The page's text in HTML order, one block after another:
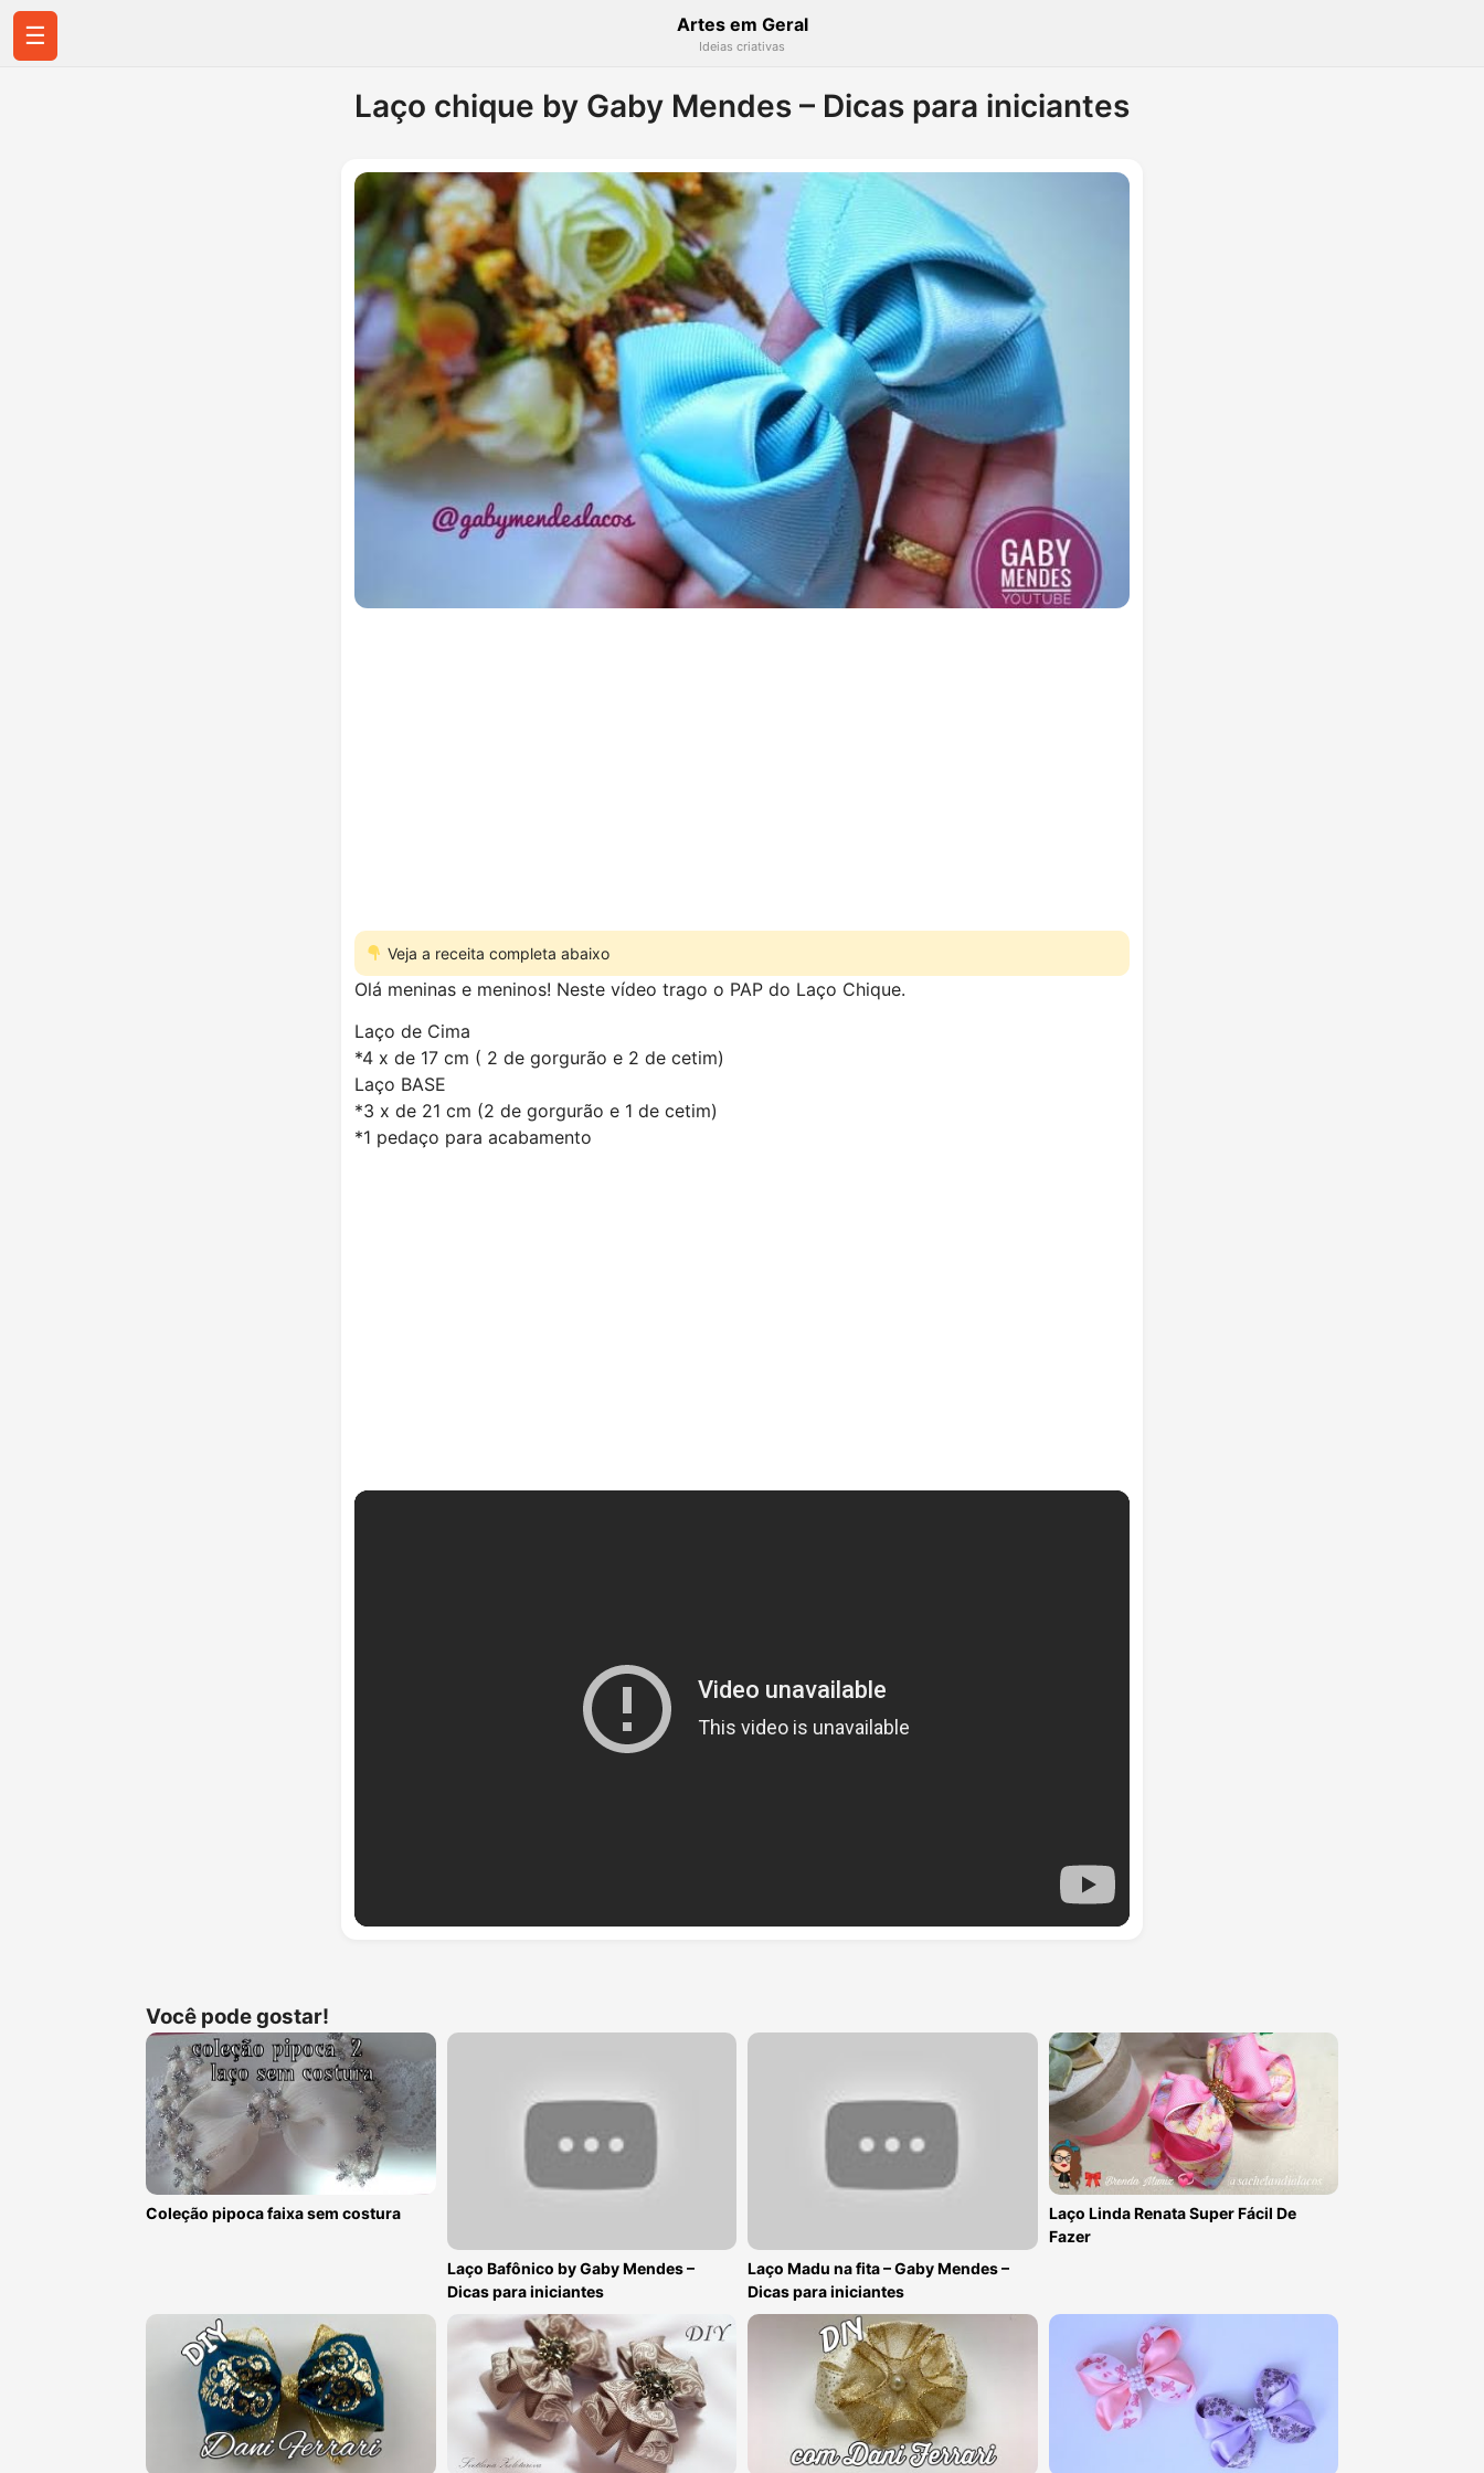
☰ Artes em Geral
Ideias criativas
Laço chique by Gaby Mendes – Dicas para iniciantes
Veja a receita completa abaixo
Olá meninas e meninos! Neste vídeo trago o PAP do Laço Chique.
Laço de Cima
*4 x de 17 cm ( 2 de gorgurão e 2 de cetim)
Laço BASE
*3 x de 21 cm (2 de gorgurão e 1 de cetim)
*1 pedaço para acabamento
Você pode gostar!
Coleção pipoca faixa sem costura
Laço Bafônico by Gaby Mendes –
Dicas para iniciantes
Laço Madu na fita – Gaby Mendes –
Dicas para iniciantes
Laço Linda Renata Super Fácil De
Fazer